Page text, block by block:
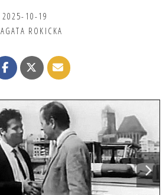
2025-10-19
AGATA ROKICKA